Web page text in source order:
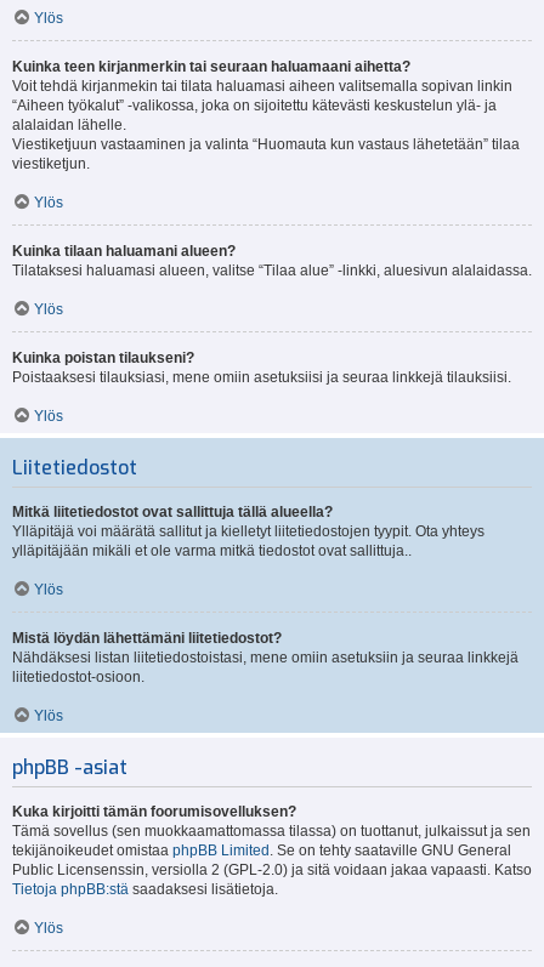
Ylös
Kuinka teen kirjanmerkin tai seuraan haluamaani aihetta?
Voit tehdä kirjanmekin tai tilata haluamasi aiheen valitsemalla sopivan linkin
“Aiheen työkalut” -valikossa, joka on sijoitettu kätevästi keskustelun ylä- ja
alalaidan lähelle.
Viestiketjuun vastaaminen ja valinta “Huomauta kun vastaus lähetetään” tilaa
viestiketjun.
Ylös
Kuinka tilaan haluamani alueen?
Tilataksesi haluamasi alueen, valitse “Tilaa alue” -linkki, aluesivun alalaidassa.
Ylös
Kuinka poistan tilaukseni?
Poistaaksesi tilauksiasi, mene omiin asetuksiisi ja seuraa linkkejä tilauksiisi.
Ylös
Liitetiedostot
Mitkä liitetiedostot ovat sallittuja tällä alueella?
Ylläpitäjä voi määrätä sallitut ja kielletyt liitetiedostojen tyypit. Ota yhteys
ylläpitäjään mikäli et ole varma mitkä tiedostot ovat sallittuja..
Ylös
Mistä löydän lähettämäni liitetiedostot?
Nähdäksesi listan liitetiedostoistasi, mene omiin asetuksiin ja seuraa linkkejä
liitetiedostot-osioon.
Ylös
phpBB -asiat
Kuka kirjoitti tämän foorumisovelluksen?
Tämä sovellus (sen muokkaamattomassa tilassa) on tuottanut, julkaissut ja sen
tekijänoikeudet omistaa phpBB Limited . Se on tehty saataville GNU General
Public Licensenssin, versiolla 2 (GPL-2.0) ja sitä voidaan jakaa vapaasti. Katso
Tietoja phpBB:stä saadaksesi lisätietoja.
Ylös